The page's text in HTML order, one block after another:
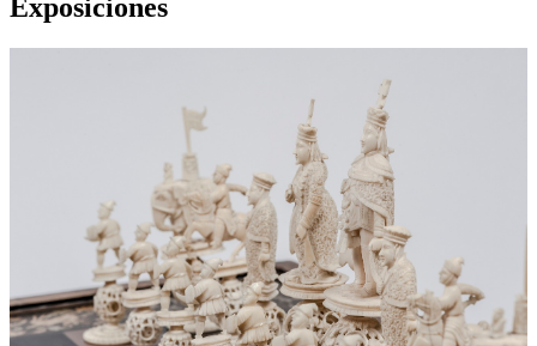
Exposiciones